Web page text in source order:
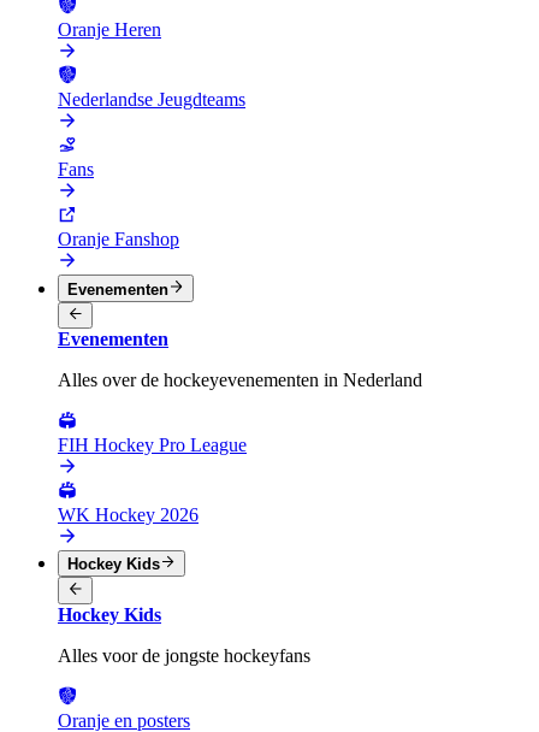
Oranje Heren
Nederlandse Jeugdteams
Fans
Oranje Fanshop
Evenementen
Evenementen
Alles over de hockeyevenementen in Nederland
FIH Hockey Pro League
WK Hockey 2026
Hockey Kids
Hockey Kids
Alles voor de jongste hockeyfans
Oranje en posters